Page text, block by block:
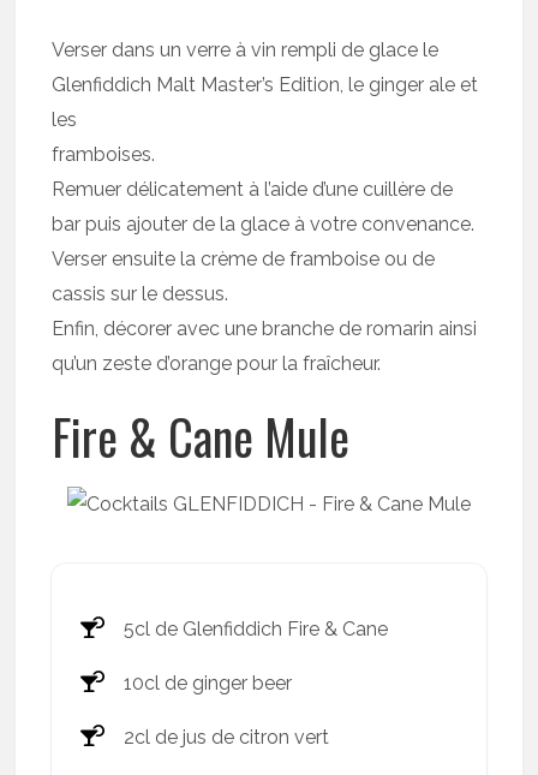
Verser dans un verre à vin rempli de glace le
Glenfiddich Malt Master’s Edition, le ginger ale et
les
framboises.
Remuer délicatement à l’aide d’une cuillère de
bar puis ajouter de la glace à votre convenance.
Verser ensuite la crème de framboise ou de
cassis sur le dessus.
Enfin, décorer avec une branche de romarin ainsi
qu’un zeste d’orange pour la fraîcheur.
Fire & Cane Mule
5cl de Glenfiddich Fire & Cane
10cl de ginger beer
2cl de jus de citron vert